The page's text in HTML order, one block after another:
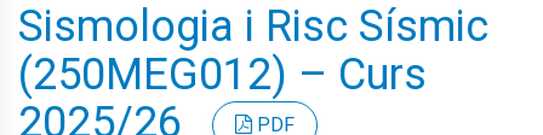
Sismologia i Risc Sísmic
(250MEG012) – Curs
2025/26
PDF